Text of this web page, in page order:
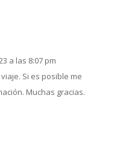
a las 8:07 pm
Si es posible me
Muchas gracias.